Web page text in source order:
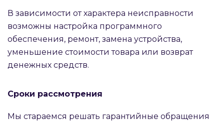
В зависимости от характера неисправности
возможны настройка программного
обеспечения, ремонт, замена устройства,
уменьшение стоимости товара или возврат
денежных средств.
Сроки рассмотрения
Мы стараемся решать гарантийные обращения